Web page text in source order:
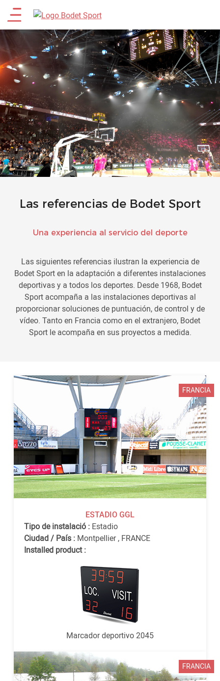
Pasar
contenido
principal
Main
menu
Las referencias de Bodet Sport
Una experiencia al servicio del deporte
Las siguientes referencias ilustran la experiencia de
Bodet Sport en la adaptación a diferentes instalaciones
deportivas y a todos los deportes. Desde 1968, Bodet
Sport acompaña a las instalaciones deportivas al
proporcionar soluciones de puntuación, de control y de
vídeo. Tanto en Francia como en el extranjero, Bodet
Sport le acompaña en sus proyectos a medida.
ESTADIO GGL
Tipo de instalació : Estadio
Ciudad / País : Montpellier , FRANCE
FRANCIA
Installed product :
Marcador deportivo 2045
FRANCIA